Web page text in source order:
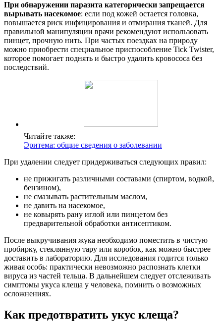
При обнаружении паразита категорически запрещается
вырывать насекомое: если под кожей остается головка,
повышается риск инфицирования и отмирания тканей. Для
правильной манипуляции врачи рекомендуют использовать
пинцет, прочную нить. При частых поездках на природу
можно приобрести специальное приспособление Tick Twister,
которое помогает поднять и быстро удалить кровососа без
последствий.
Читайте также:
Эритема: общие сведения о заболевании
При удалении следует придерживаться следующих правил:
не прижигать различными составами (спиртом, водкой,
бензином),
не смазывать растительным маслом,
не давить на насекомое,
не ковырять рану иглой или пинцетом без
предварительной обработки антисептиком.
После выкручивания жука необходимо поместить в чистую
пробирку, стеклянную тару или коробок, как можно быстрее
доставить в лабораторию. Для исследования годится только
живая особь: практически невозможно распознать клетки
вируса из частей тельца. В дальнейшем следует отслеживать
симптомы укуса клеща у человека, помнить о возможных
осложнениях.
Как предотвратить укус клеща?